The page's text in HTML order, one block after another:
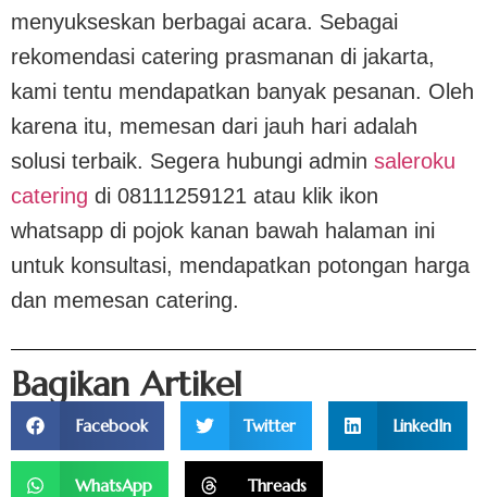
menyukseskan berbagai acara. Sebagai
rekomendasi catering prasmanan di jakarta,
kami tentu mendapatkan banyak pesanan. Oleh
karena itu, memesan dari jauh hari adalah
solusi terbaik. Segera hubungi admin saleroku
catering di 08111259121 atau klik ikon
whatsapp di pojok kanan bawah halaman ini
untuk konsultasi, mendapatkan potongan harga
dan memesan catering.
Bagikan Artikel
Facebook Twitter LinkedIn
WhatsApp Threads